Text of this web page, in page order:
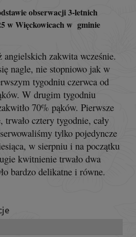
obserwacji 3-letnich
w Więckowicach w gminie
zakwita wcześnie.
nagle, nie stopniowo jak w
tygodniu czerwca od
W drugim tygodniu
70% pąków. Pierwsze
cztery tygodnie, cały
tylko pojedyncze
w sierpniu i na początku
kwitnienie trwało dwa
bardzo delikatne i równe.